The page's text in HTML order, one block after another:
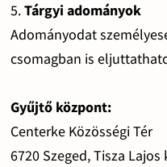
5.Tárgyi adományok
Adományodat
csomagban is
Gyűjtő központ:
Centerke Közösségi Tér
6720 Szeged, Tisza Lajos